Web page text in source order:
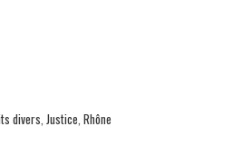
divers, Justice, Rhône